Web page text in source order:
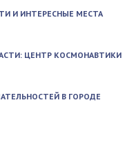
И ИНТЕРЕСНЫЕ МЕСТА
ЦЕНТР КОСМОНАВТИКИ
В ГОРОДЕ